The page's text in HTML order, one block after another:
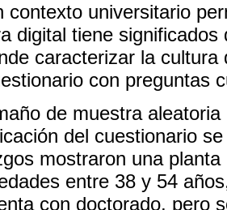
contexto universitario
digital tiene
caracterizar la
con preguntas
de muestra
del cuestionario
mostraron una
entre 38 y 54
con doctorado, pero